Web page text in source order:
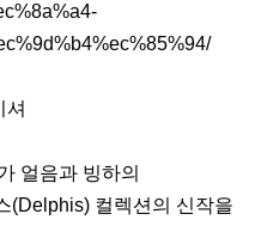
얼음과 빙하의
(Delphis) 컬렉션의 신작을